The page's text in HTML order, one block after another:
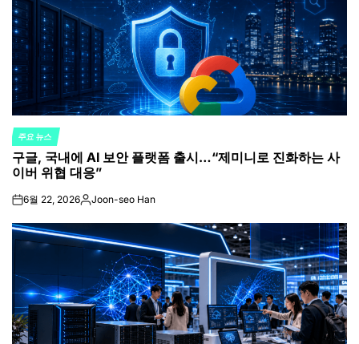
POSTED
IN
주요 뉴스
구글, 국내에 AI 보안 플랫폼 출시…“제미니로 진화하는 사
이버 위협 대응”
on6월 22, 2026Posted
Joon-seo Han